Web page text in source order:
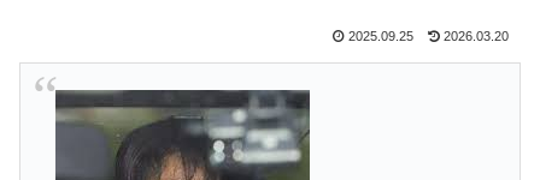
2025.09.25 2026.03.20